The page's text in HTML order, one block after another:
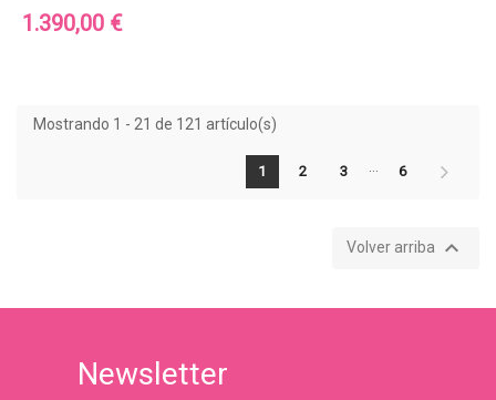
Precio
1.390,00 €
Mostrando 1 - 21 de 121 artículo(s)
1 2 3 6
Volver arriba 
Newsletter